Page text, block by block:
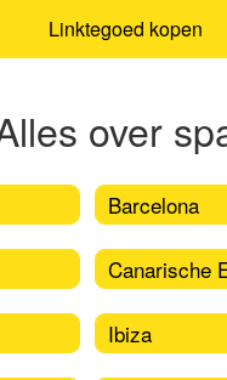
Linktegoed kopen
over
Barcelona
Canarische
Ibiza